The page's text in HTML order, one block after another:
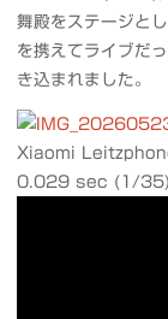
舞殿をステージと
を携えてライブだ
き込まれました。
Xiaomi
0.029 sec (1/